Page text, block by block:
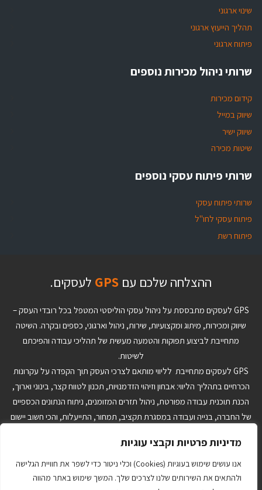
מדיניות פרטיות וקבצי עוגיות
אנו עושים שימוש בעוגיות (Cookies) וכלי ניטור כדי לשפר את חוויית הגלישה
ולהתאים את השירותים שלנו לצרכים שלך. המשך שימוש באתר מהווה
שינוי ארגוני
תהליך הייעוץ ארגוני
פיתוח ארגוני
שרותי ניהול מכירות נוספים
קידום מכירות
שיווק במייל
שיווק ישיר
שיטות מכירה
שרותי פיתוח עסקי נוספים
שרותי פיתוח עסקי
פיתוח עסקי לחו"ל
פיתוח רשת
ההצלחה שלכם עם GPS לעסקים.
GPS לעסקים מתבססת על ניהול עסקי הוליסטי המטפל בכל רובדי העסק –
שיווק ומכירות, מיתוג ומקצועיות, שירות, ניהול וארגוני, כספים ובקרה. השיטה
מתחייבת לביצוע תפוקות והטמעה מעשית של תהליכי עבודה והפיכתם
לשיטות.
GPS לעסקים מתחייבת לליווי מותאם לצרכי העסק תוך הקפדה על עקרונות
הכרחיים בתהליך הליווי: אבחון וזיהוי הזדמנויות, תכנון לטווח קצר, בינוני וארוך,
הכנת תוכנית עבודה מפורטת, ניהול תזרים המזומנים, ניתוח הנתונים הכספיים
של החברה, בנייה ועבודה במסגרת תקציב, תמחור, התייעלות, והכי חשוב יישום
עבורך כלי ניהול מותאמים אישית שיאפשרו לך לנהל את העסק בצורה טובה
יותר בתהליכי היום יום ויתרה מזו יתנו לך יכולת לקבל החלטות אסטרטגיות על
סמך נתונים ועובדות ולא על בסיס תחושות בטן.